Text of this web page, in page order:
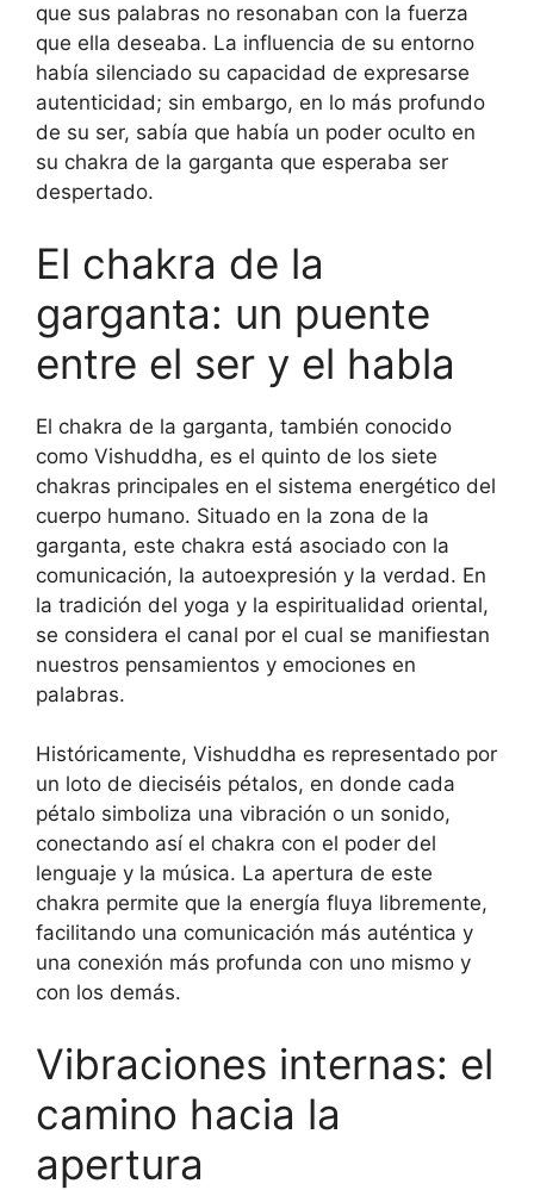
que sus palabras no resonaban con la fuerza
que ella deseaba. La influencia de su entorno
había silenciado su capacidad de expresarse
autenticidad; sin embargo, en lo más profundo
de su ser, sabía que había un poder oculto en
su chakra de la garganta que esperaba ser
despertado.
El chakra de la
garganta: un puente
entre el ser y el habla
El chakra de la garganta, también conocido
como Vishuddha, es el quinto de los siete
chakras principales en el sistema energético del
cuerpo humano. Situado en la zona de la
garganta, este chakra está asociado con la
comunicación, la autoexpresión y la verdad. En
la tradición del yoga y la espiritualidad oriental,
se considera el canal por el cual se manifiestan
nuestros pensamientos y emociones en
palabras.
Históricamente, Vishuddha es representado por
un loto de dieciséis pétalos, en donde cada
pétalo simboliza una vibración o un sonido,
conectando así el chakra con el poder del
lenguaje y la música. La apertura de este
chakra permite que la energía fluya libremente,
facilitando una comunicación más auténtica y
una conexión más profunda con uno mismo y
con los demás.
Vibraciones internas: el
camino hacia la
apertura